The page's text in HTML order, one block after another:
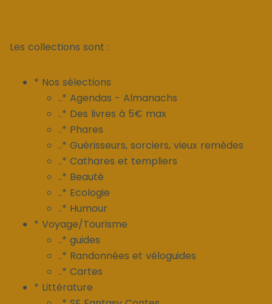
Les collections sont :
* Nos sélections
..* Agendas - Almanachs
..* Des livres à 5€ max
..* Phares
..* Guérisseurs, sorciers, vieux remèdes
..* Cathares et templiers
..* Beauté
..* Ecologie
..* Humour
* Voyage/Tourisme
..* guides
..* Randonnées et véloguides
..* Cartes
* Littérature